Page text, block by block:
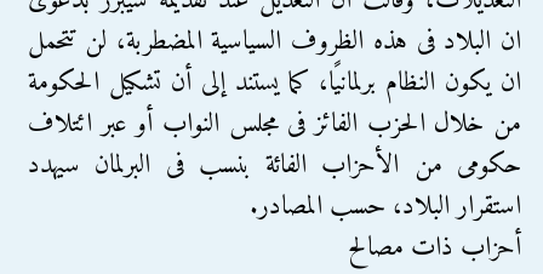
ان البلاد فى هذه الظروف السياسية المضطربة، لن تتحمل
ان يكون النظام برلمانيًا، كما يستند إلى أن تشكيل الحكومة
من خلال الحزب الفائز فى مجلس النواب أو عبر ائتلاف
حكومى من الأحزاب الفائة بنسب فى البرلمان سيهدد
استقرار البلاد، حسب المصادر.
أحزاب ذات مصالح